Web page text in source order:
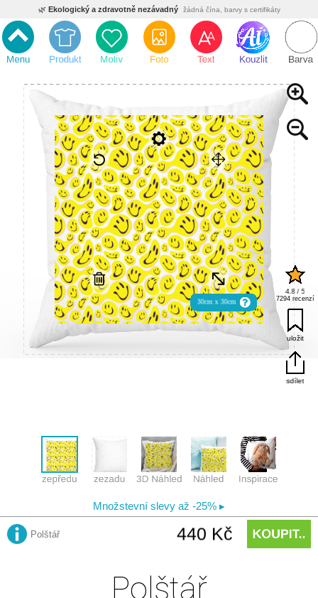
🌿 Ekologický a zdravotně nezávadný žádná čína, barvy s certifikáty
💡Inovativní výroba vlastní vývoj, nejnovější technologie
⚡ Rychlé dodání expedujeme do 24h
🏢 Výhodné pro firmy velké množstevní slevy
🔥 Kvalita pod kontrolou jsme přímý výrobce, žádný zprostředkovatel
Český eshop s tradicí od roku 2010
Polštář